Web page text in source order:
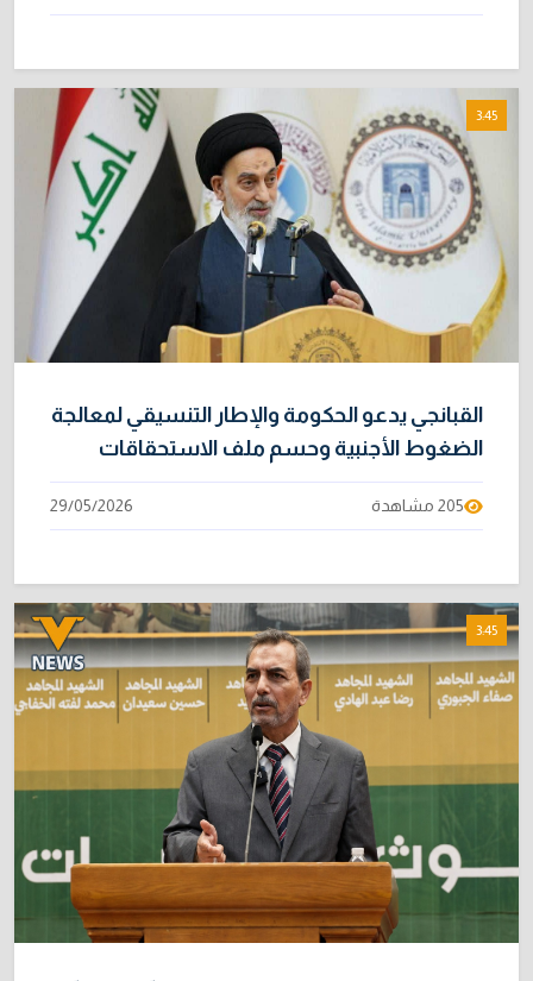
3:45
القبانجي يدعو الحكومة والإطار التنسيقي لمعالجة
الضغوط الأجنبية وحسم ملف الاستحقاقات
205 مشاهدة 29/05/2026
3:45